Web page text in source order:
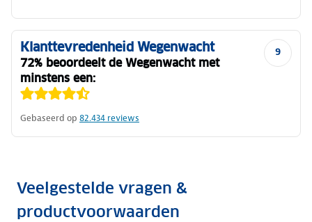
9
Klanttevredenheid Wegenwacht
72% beoordeelt de Wegenwacht met
minstens een:
Gebaseerd op 82.434 reviews
Veelgestelde vragen &
productvoorwaarden